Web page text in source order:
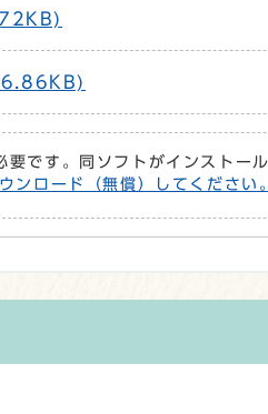
す。同ソフトがインストール
ロード（無償）してください。